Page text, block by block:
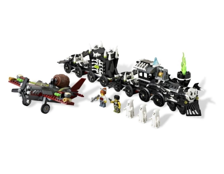
украшен названием поезда «Конституция».
Подняв пластину с углём, можно обнаружить потайное
убежище Дэнни Рида. Грузовой открытый вагон
предназначен для перевозки большой вращающейся
пушки и ящика с серебряными слитками и
самородками. Последний вагон – это тюрьма. Она
снабжена раздвижной дверью, открывающейся